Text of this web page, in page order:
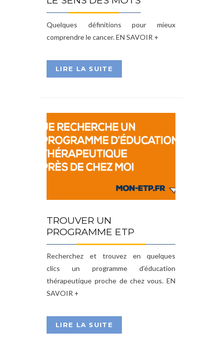
Quelques définitions pour mieux
comprendre le cancer. EN SAVOIR +
LIRE LA SUITE
TROUVER UN
PROGRAMME ETP
Recherchez et trouvez en quelques
clics un programme d’éducation
thérapeutique proche de chez vous. EN
SAVOIR +
LIRE LA SUITE